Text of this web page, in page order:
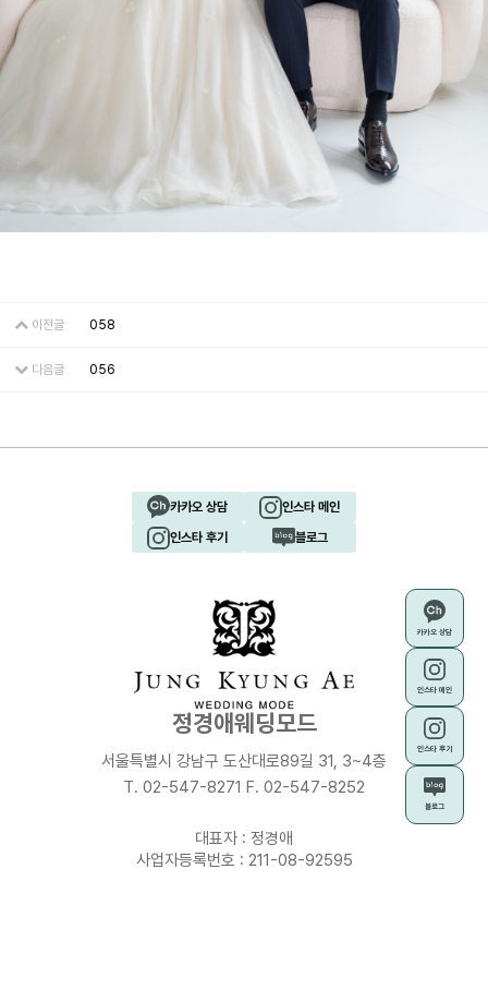
이전글 058
다음글 056
카카오 상담
인스타 메인
인스타 후기
블로그
정경애웨딩모드
서울특별시 강남구 도산대로89길 31, 3~4층
T. 02-547-8271 F. 02-547-8252
대표자 : 정경애
사업자등록번호 : 211-08-92595
카카오 상담
인스타 메인
인스타 후기
블로그